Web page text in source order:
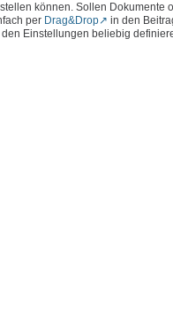
können. Sollen Dokumente
per Drag&Drop
in den
Einstellungen beliebig